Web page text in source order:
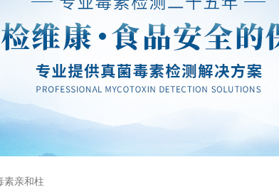
素亲和柱